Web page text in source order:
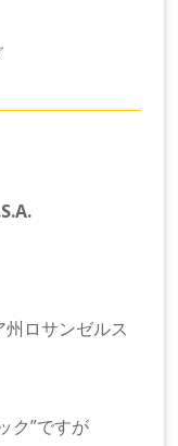
ロサンゼルス
ク”ですが